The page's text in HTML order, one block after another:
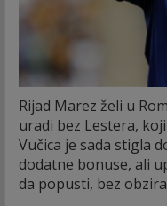
Rijad Marez želi u
uradi bez Lestera,
Vučica je sada stigla
dodatne bonuse, ali
da popusti, bez